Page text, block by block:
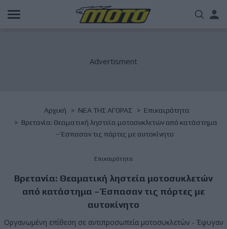
Παράκαμψη
προς
Breadcrumb
Αρχική NΕΑ ΤΗΣ ΑΓΟΡΑΣ
Επικαιρότητα
Bρετανία: Θεαματική ληστεία μοτοσυκλετών από κατάστημα
– Έσπασαν τις πόρτες με αυτοκίνητο
Επικαιρότητα
Bρετανία: Θεαματική ληστεία μοτοσυκλετών
από κατάστημα – Έσπασαν τις πόρτες με
αυτοκίνητο
Οργανωμένη επίθεση σε αντιπροσωπεία μοτοσυκλετών - Έφυγαν